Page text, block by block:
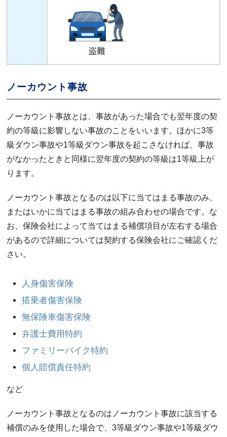
ノーカウント事故
ノーカウント事故とは、事故があった場合でも翌年度の契
約の等級に影響しない事故のことをいいます。ほかに3等
級ダウン事故や1等級ダウン事故を起こさなければ、事故
がなかったときと同様に翌年度の契約の等級は1等級上が
ります。
ノーカウント事故となるのは以下に当てはまる事故のみ、
またはいかに当てはまる事故の組み合わせの場合です。な
お、保険会社によって当てはまる補償項目が左右する場合
があるので詳細については契約する保険会社にご確認くだ
さい。
人身傷害保険
搭乗者傷害保険
無保険車傷害保険
弁護士費用特約
ファミリーバイク特約
個人賠償責任特約
など
ノーカウント事故となるのはノーカウント事故に該当する
補償のみを使用した場合で、3等級ダウン事故や1等級ダウ